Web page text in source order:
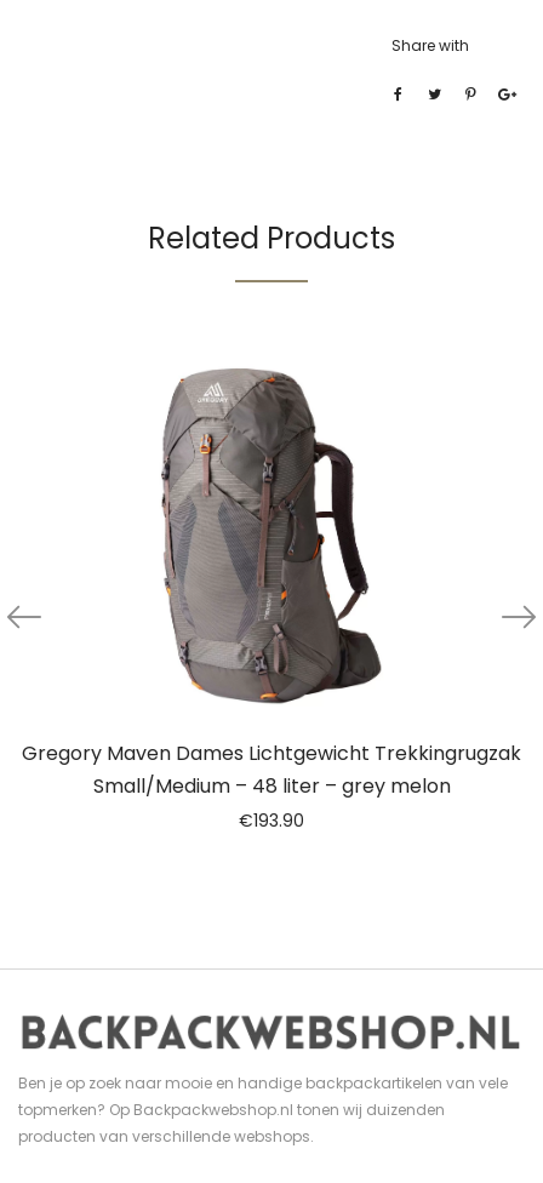
Share with
Related Products
Gregory Maven Dames Lichtgewicht Trekkingrugzak
Small/Medium – 48 liter – grey melon
€193.90
Ben je op zoek naar mooie en handige backpackartikelen van vele
topmerken? Op Backpackwebshop.nl tonen wij duizenden
producten van verschillende webshops.